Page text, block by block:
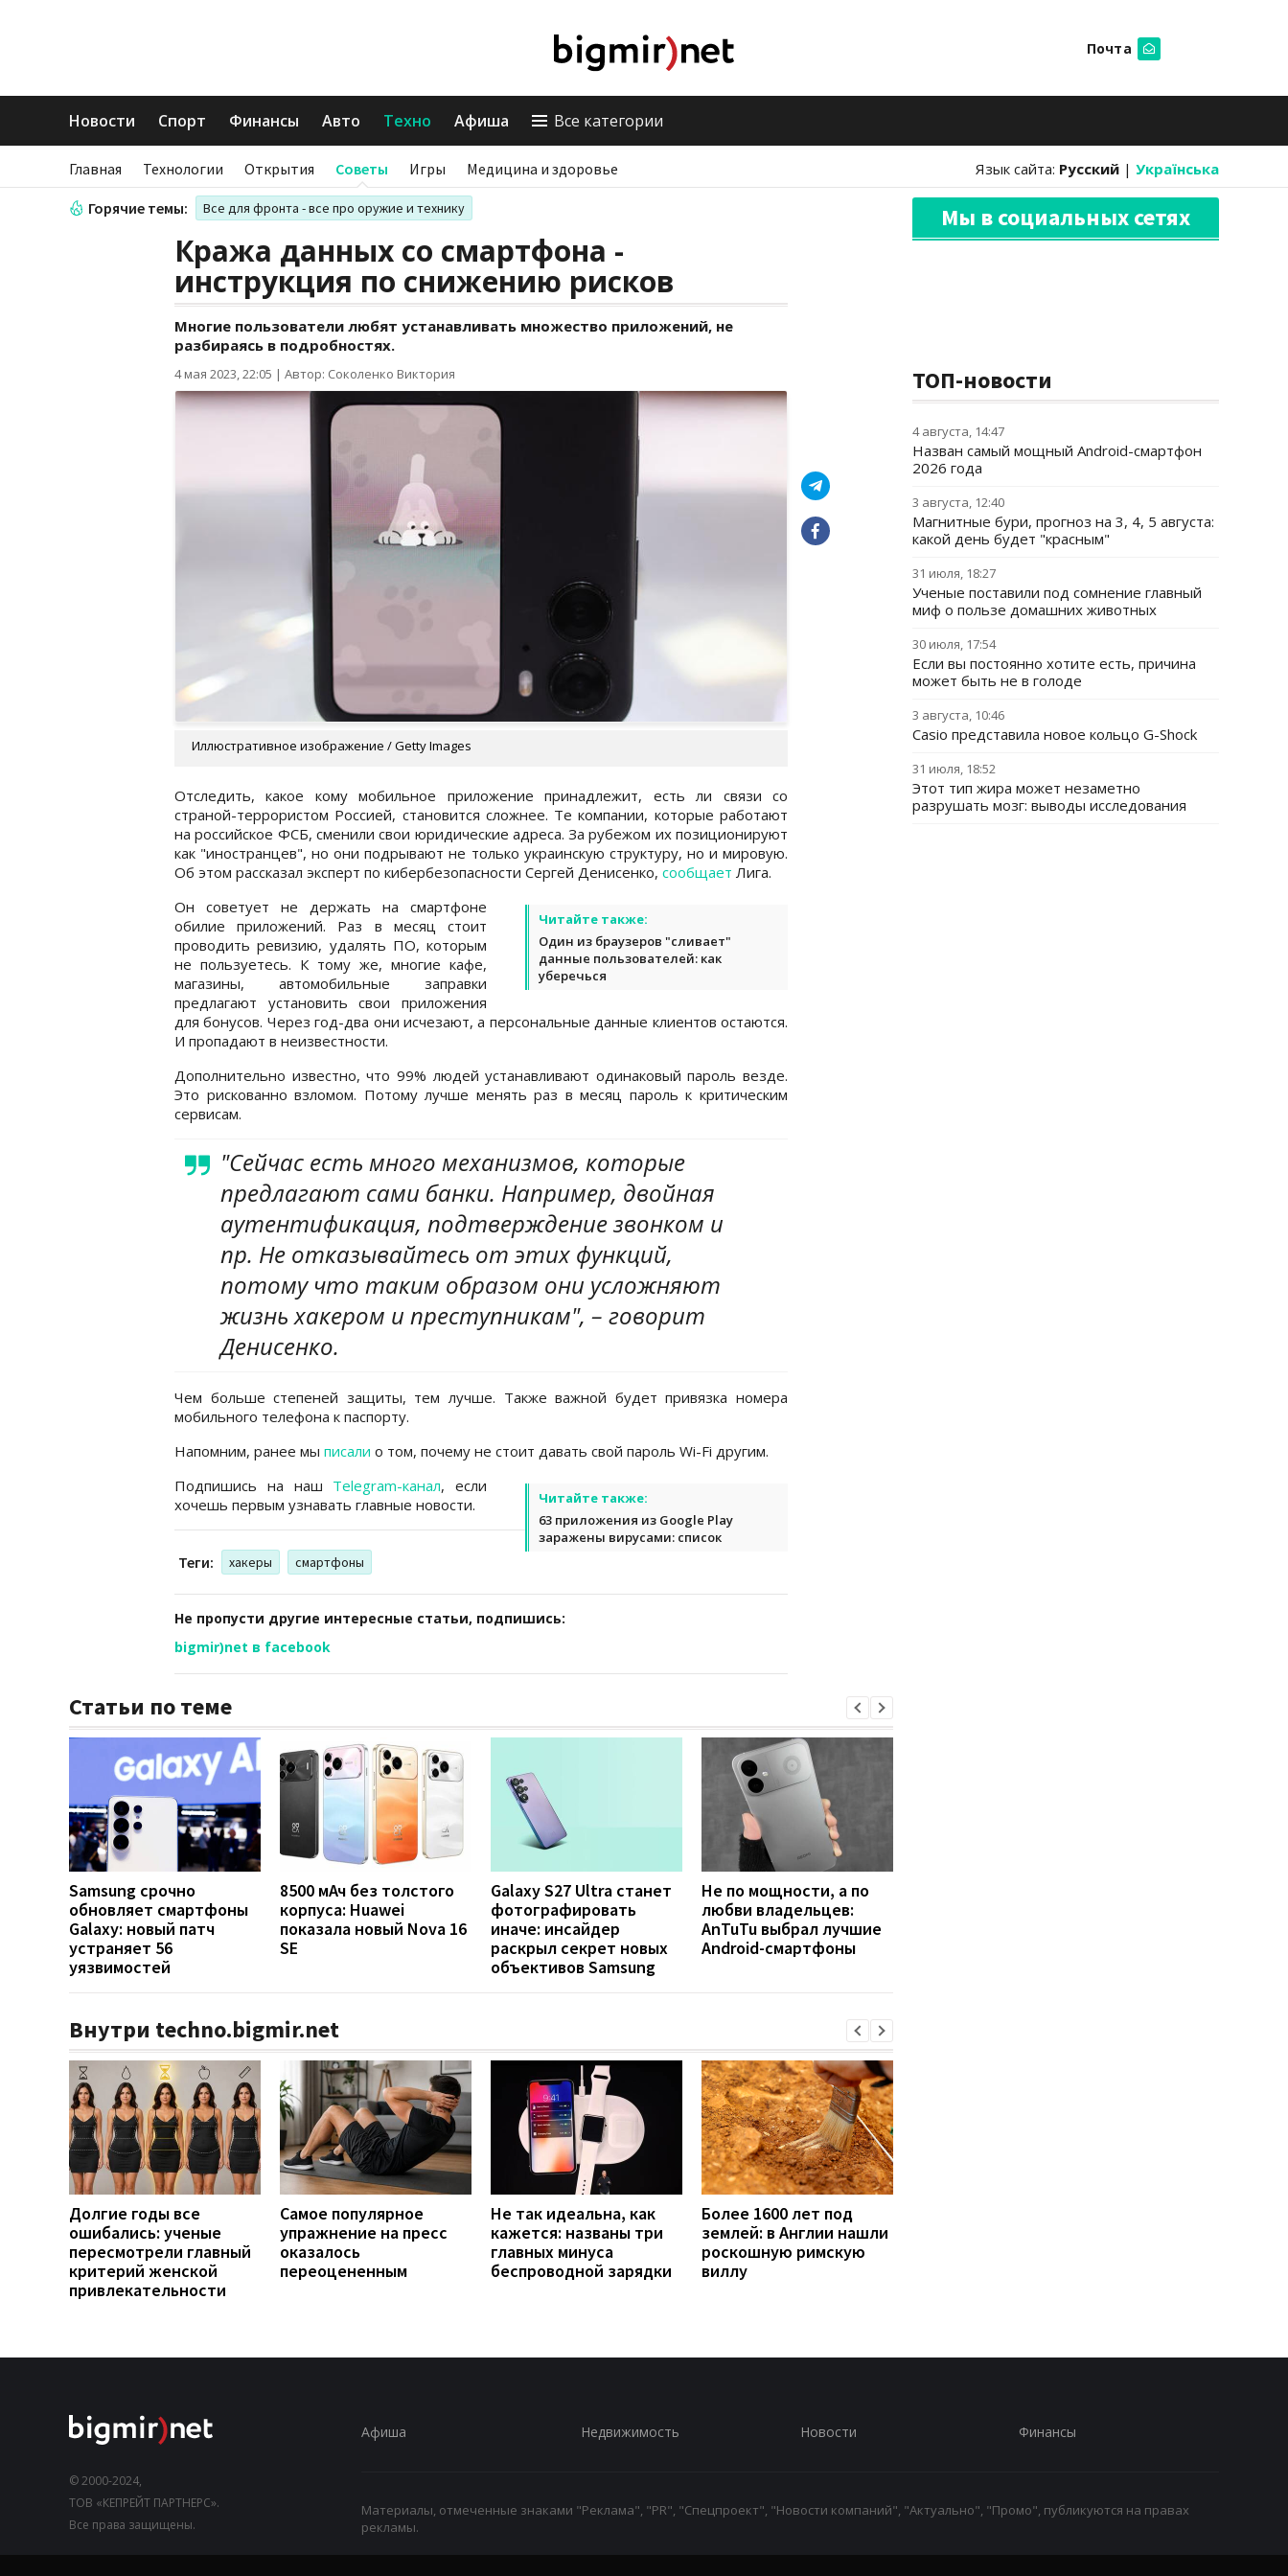
Почта
Новости Спорт Финансы Авто Техно Афиша Все категории
Главная Технологии Открытия Советы Игры Медицина и здоровье Язык сайта: Русский | Українська
Горячие темы: Все для фронта - все про оружие и технику
Кража данных со смартфона -
инструкция по снижению рисков
Многие пользователи любят устанавливать множество приложений, не
разбираясь в подробностях.
4 мая 2023, 22:05 | Автор: Соколенко Виктория
Иллюстративное изображение / Getty Images
Отследить, какое кому мобильное приложение принадлежит, есть ли связи со
страной-террористом Россией, становится сложнее. Те компании, которые работают
на российское ФСБ, сменили свои юридические адреса. За рубежом их позиционируют
как "иностранцев", но они подрывают не только украинскую структуру, но и мировую.
Об этом рассказал эксперт по кибербезопасности Сергей Денисенко, сообщает Лига.
Читайте также:
Один из браузеров "сливает"
данные пользователей: как
уберечься
Он советует не держать на смартфоне
обилие приложений. Раз в месяц стоит
проводить ревизию, удалять ПО, которым
не пользуетесь. К тому же, многие кафе,
магазины, автомобильные заправки
предлагают установить свои приложения
для бонусов. Через год-два они исчезают, а персональные данные клиентов остаются.
И пропадают в неизвестности.
Дополнительно известно, что 99% людей устанавливают одинаковый пароль везде.
Это рискованно взломом. Потому лучше менять раз в месяц пароль к критическим
сервисам.
"Сейчас есть много механизмов, которые
предлагают сами банки. Например, двойная
аутентификация, подтверждение звонком и
пр. Не отказывайтесь от этих функций,
потому что таким образом они усложняют
жизнь хакером и преступникам", – говорит
Денисенко.
Чем больше степеней защиты, тем лучше. Также важной будет привязка номера
мобильного телефона к паспорту.
Напомним, ранее мы писали о том, почему не стоит давать свой пароль Wi-Fi другим.
Читайте также:
63 приложения из Google Play
заражены вирусами: список
Подпишись на наш Telegram-канал, если
хочешь первым узнавать главные новости.
Теги: хакеры смартфоны
Не пропусти другие интересные статьи, подпишись:
bigmir)net в facebook
Статьи по теме
Samsung срочно
обновляет смартфоны
Galaxy: новый патч
устраняет 56
уязвимостей
8500 мАч без толстого
корпуса: Huawei
показала новый Nova 16
SE
Galaxy S27 Ultra станет
фотографировать
иначе: инсайдер
раскрыл секрет новых
объективов Samsung
Не по мощности, а по
любви владельцев:
AnTuTu выбрал лучшие
Android-смартфоны
Внутри techno.bigmir.net
Долгие годы все
ошибались: ученые
пересмотрели главный
критерий женской
привлекательности
Самое популярное
упражнение на пресс
оказалось
переоцененным
Не так идеальна, как
кажется: названы три
главных минуса
беспроводной зарядки
Более 1600 лет под
землей: в Англии нашли
роскошную римскую
виллу
Мы в социальных сетях
ТОП-новости
4 августа, 14:47
Назван самый мощный Android-смартфон
2026 года
3 августа, 12:40
Магнитные бури, прогноз на 3, 4, 5 августа:
какой день будет "красным"
31 июля, 18:27
Ученые поставили под сомнение главный
миф о пользе домашних животных
30 июля, 17:54
Если вы постоянно хотите есть, причина
может быть не в голоде
3 августа, 10:46
Casio представила новое кольцо G-Shock
31 июля, 18:52
Этот тип жира может незаметно
разрушать мозг: выводы исследования
© 2000-2024,
ТОВ «КЕПРЕЙТ ПАРТНЕРС».
Все права защищены.
Афиша Недвижимость Новости Финансы
Материалы, отмеченные знаками "Реклама", "PR", "Спецпроект", "Новости компаний", "Актуально", "Промо", публикуются на правах
рекламы.